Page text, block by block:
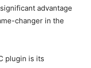
advantage⁢
changer in the
plugin is ​its